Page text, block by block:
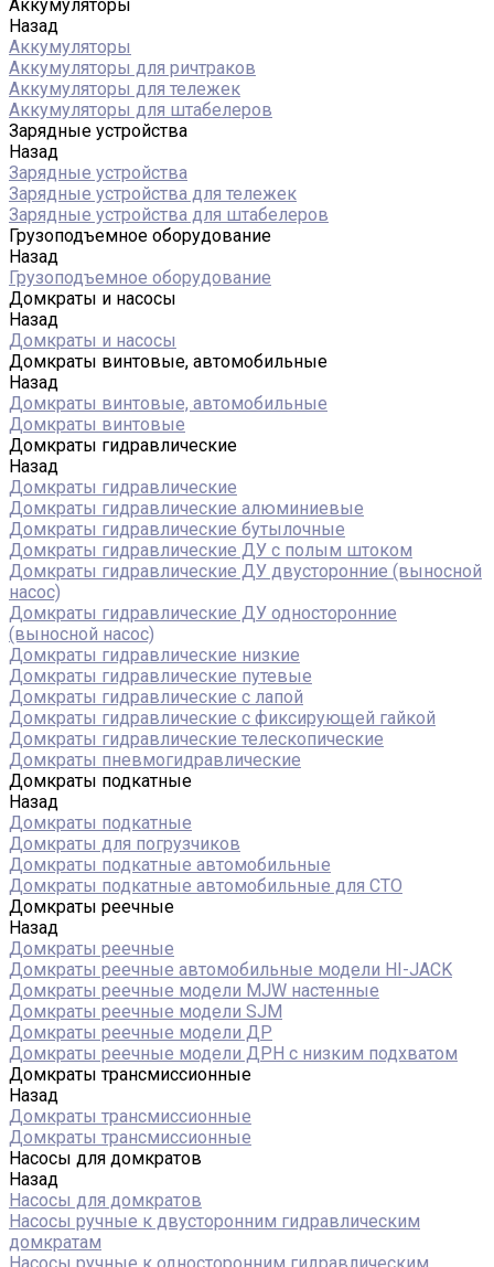
Аккумуляторы
Назад
Аккумуляторы
Аккумуляторы для ричтраков
Аккумуляторы для тележек
Аккумуляторы для штабелеров
Зарядные устройства
Назад
Зарядные устройства
Зарядные устройства для тележек
Зарядные устройства для штабелеров
Грузоподъемное оборудование
Назад
Грузоподъемное оборудование
Домкраты и насосы
Назад
Домкраты и насосы
Домкраты винтовые, автомобильные
Назад
Домкраты винтовые, автомобильные
Домкраты винтовые
Домкраты гидравлические
Назад
Домкраты гидравлические
Домкраты гидравлические алюминиевые
Домкраты гидравлические бутылочные
Домкраты гидравлические ДУ c полым штоком
Домкраты гидравлические ДУ двусторонние (выносной
насос)
Домкраты гидравлические ДУ односторонние
(выносной насос)
Домкраты гидравлические низкие
Домкраты гидравлические путевые
Домкраты гидравлические с лапой
Домкраты гидравлические с фиксирующей гайкой
Домкраты гидравлические телескопические
Домкраты пневмогидравлические
Домкраты подкатные
Назад
Домкраты подкатные
Домкраты для погрузчиков
Домкраты подкатные автомобильные
Домкраты подкатные автомобильные для СТО
Домкраты реечные
Назад
Домкраты реечные
Домкраты реечные автомобильные модели HI-JACK
Домкраты реечные модели MJW настенные
Домкраты реечные модели SJM
Домкраты реечные модели ДР
Домкраты реечные модели ДРН с низким подхватом
Домкраты трансмиссионные
Назад
Домкраты трансмиссионные
Домкраты трансмиссионные
Насосы для домкратов
Назад
Насосы для домкратов
Насосы ручные к двусторонним гидравлическим
домкратам